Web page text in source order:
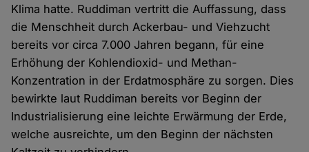
Klima hatte. Ruddiman vertritt die Auffassung, dass
die Menschheit durch Ackerbau- und Viehzucht
bereits vor circa 7.000 Jahren begann, für eine
Erhöhung der Kohlendioxid- und Methan-
Konzentration in der Erdatmosphäre zu sorgen. Dies
bewirkte laut Ruddiman bereits vor Beginn der
Industrialisierung eine leichte Erwärmung der Erde,
welche ausreichte, um den Beginn der nächsten